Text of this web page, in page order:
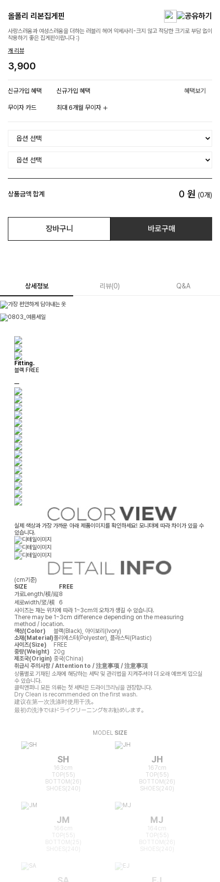
올폴리 리본집게핀
사랑스러움과 여성스러움을 더하는 러블리 헤어 악세사리-크지 않고 적당한 크기로 부담 없이
착용하기 좋은 집게핀이랍니다 :)
개 리뷰
3,900
신규가입 혜택 신규가입 혜택 혜택보기
무이자 카드 최대 6개월 무이자
상품금액 합계 0 원 (0개)
장바구니 바로구매
상세정보 리뷰(0) Q&A
Fitting.
블랙 FREE
ㅡ
실제 색상과 가장 가까운 아래 제품이미지를 확인하세요! 모니터에 따라 차이가 있을 수
있습니다.
(cm기준)
SIZE
FREE
가로Length/横/縦8
세로width/竖/横
6
사이즈는 재는 위치에 따라 1~3cm의 오차가 생길 수 있습니다.
There may be 1~3cm difference depending on the measuring
method / location.
색상(Color)
블랙(Black), 아이보리(Ivory)
소재(Material)폴리에스터(Polyester), 플라스틱(Plastic)
사이즈(Size)
FREE
중량(Weight)
20g
제조국(Origin) 중국(China)
취급시 주의사항 / Attention to / 注意事项 / 注意事項
상품별로 기재된 소재에 해당하는 세탁 및 관리법을 지켜주셔야 더 오래 예쁘게 입으실
수 있습니다.
클릭앤퍼니 모든 의류는 첫 세탁은 드라이크리닝을 권장합니다.
Dry Clean is recommended on the first wash.
建议在第一次洗涤时使用干洗。
最初の洗浄ではドライクリーニングをお勧めします。
MODEL SIZE
SH
163cm
TOP(55)
BOTTOM(26)
SHOES(240)
JH
167cm
TOP(55)
BOTTOM(26)
SHOES(240)
JM
166cm
TOP(55)
BOTTOM(25)
MJ
164cm
TOP(55)
BOTTOM(26)